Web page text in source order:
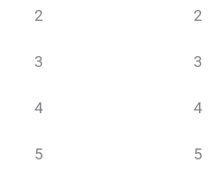
2 2
3 3
4 4
5 5